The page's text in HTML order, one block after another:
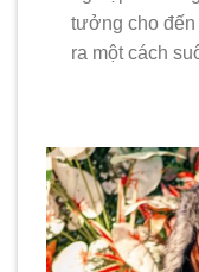
tưởng cho đến
ra một cách